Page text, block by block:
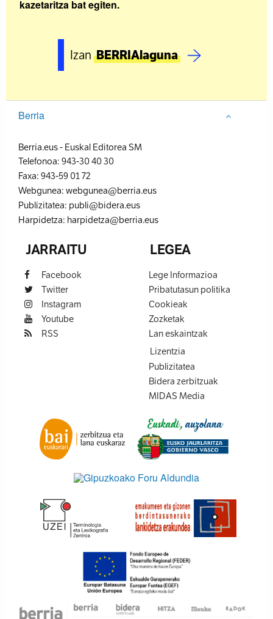
kazetaritza bat egiten.
IzanBERRIAlaguna
Berria
Berria.eus- Euskal Editorea SM
Telefonoa: 943-30 40 30
Faxa: 943-59 01 72
Webgunea: webgunea@berria.eus
Publizitatea: publi@bidera.eus
Harpidetza: harpidetza@berria.eus
JARRAITU
Facebook
Twitter
Instagram
Youtube
RSS
LEGEA
Lege Informazioa
Pribatutasun politika
Cookieak
Zozketak
Lan eskaintzak
Lizentzia
Publizitatea
Bidera zerbitzuak
MIDAS Media